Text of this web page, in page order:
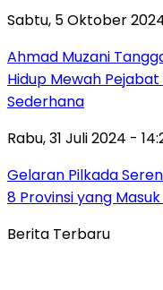
Sabtu, 5 Oktober 2024
Ahmad Muzani
Hidup Mewah
Sederhana
Rabu, 31 Juli 2024 -
Gelaran Pilkada
8 Provinsi yang
Berita Terbaru